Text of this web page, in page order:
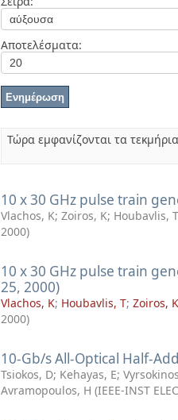
Αποτελέσματα:
Τώρα εμφανίζονται τα
10 x 30 GHz pulse train
Vlachos, K; Zoiros, K; Houbavlis, T
2000)
10 x 30 GHz pulse train
25, 2000)
Vlachos, K; Houbavlis, T; Zoiros, K
2000)
10-Gb/s All-Optical Half-
Tsiokos, D; Kehayas, E;
Avramopoulos, H (IEEE-INST